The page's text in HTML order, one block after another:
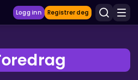
Logg inn Registrer deg